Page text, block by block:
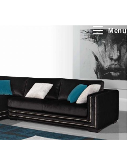
Menu